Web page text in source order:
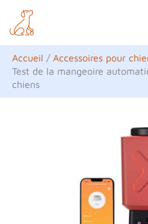
contenu
Accueil
Accessoires pour
Test de la mangeoire
chiens
e
c
h
e